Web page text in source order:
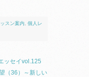
スン案内 個人レ
ッセイvol.125
（36）～新しい